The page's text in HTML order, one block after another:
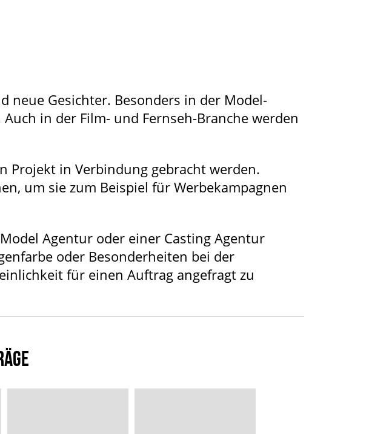
neue Gesichter. Besonders in der Model-
in der Film- und Fernseh-Branche werden
Projekt in Verbindung gebracht werden.
um sie zum Beispiel für Werbekampagnen
Agentur oder einer Casting Agentur
oder Besonderheiten bei der
für einen Auftrag angefragt zu